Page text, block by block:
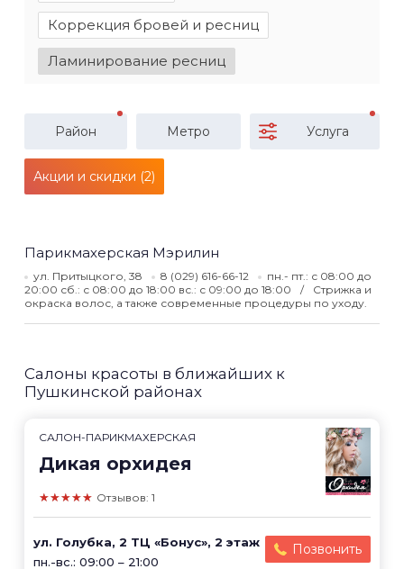
Коррекция бровей и ресниц
Ламинирование ресниц
Район Метро Услуга
Акции и скидки (2)
Парикмахерская Мэрилин
ул. Притыцкого, 38 8 (029) 616-66-12
пн.- пт.: с 08:00 до
20:00 сб.: с 08:00 до 18:00 вс.: с 09:00 до 18:00
Стрижка и
окраска волос, а также современные процедуры по уходу.
Салоны красоты в ближайших к
Пушкинской районах
САЛОН-ПАРИКМАХЕРСКАЯ
Дикая орхидея
★★★★★ Отзывов: 1
ул. Голубка, 2 ТЦ «Бонус», 2 этаж
пн.-вс.: 09:00 – 21:00
Позвонить